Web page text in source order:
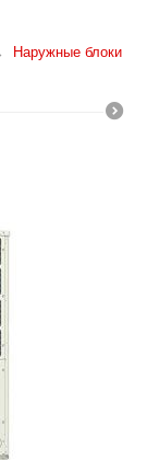
Наружные блоки